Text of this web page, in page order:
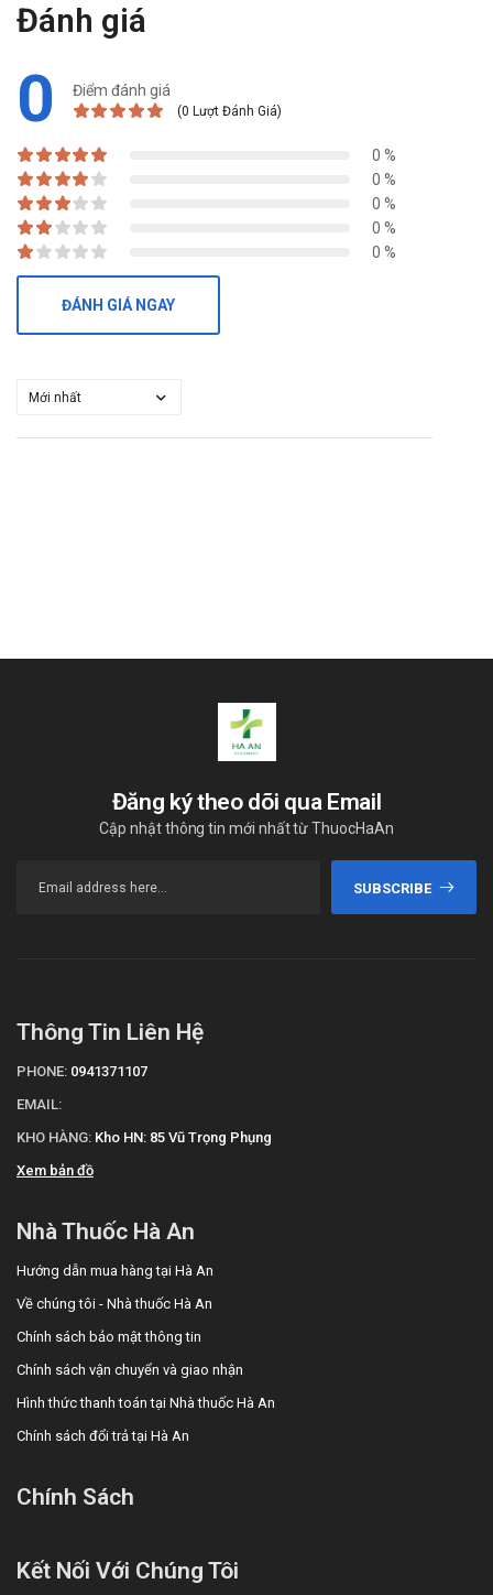
Đánh giá
0 Điểm đánh giá
(0 Lượt Đánh Giá)
0 %
0 %
0 %
0 %
0 %
ĐÁNH GIÁ NGAY
Đăng ký theo dõi qua Email
Cập nhật thông tin mới nhất từ ThuocHaAn
SUBSCRIBE
Thông Tin Liên Hệ
PHONE: 0941371107
EMAIL:
KHO HÀNG: Kho HN: 85 Vũ Trọng Phụng
Xem bản đồ
Nhà Thuốc Hà An
Hướng dẫn mua hàng tại Hà An
Về chúng tôi - Nhà thuốc Hà An
Chính sách bảo mật thông tin
Chính sách vận chuyển và giao nhận
Hình thức thanh toán tại Nhà thuốc Hà An
Chính sách đổi trả tại Hà An
Chính Sách
Kết Nối Với Chúng Tôi